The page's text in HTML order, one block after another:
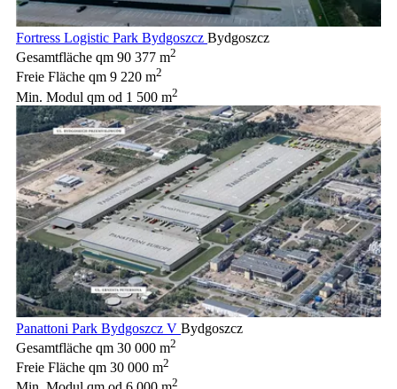
Fortress Logistic Park Bydgoszcz Bydgoszcz
Gesamtfläche qm 90 377 m2
Freie Fläche qm 9 220 m2
Min. Modul qm od 1 500 m2
Panattoni Park Bydgoszcz V Bydgoszcz
Gesamtfläche qm 30 000 m2
Freie Fläche qm 30 000 m2
2